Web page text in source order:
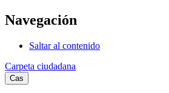
Navegación
Saltar al contenido
Carpeta ciudadana
Cas